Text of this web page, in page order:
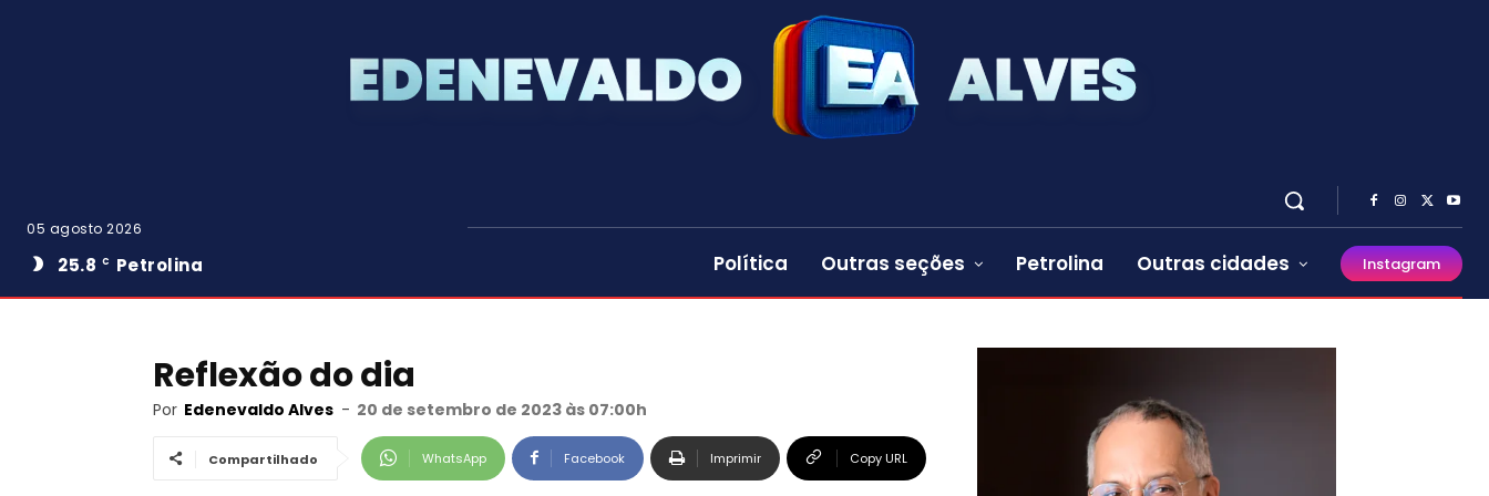
05 agosto 2026
25.8 C Petrolina Política Outras seções Petrolina Outras cidades Instagram
Reflexão do dia
Por Edenevaldo Alves - 20 de setembro de 2023 às 07:00h
Compartilhado WhatsApp Facebook Imprimir Copy URL